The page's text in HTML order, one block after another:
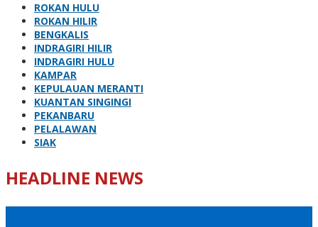
ROKAN HULU
ROKAN HILIR
BENGKALIS
INDRAGIRI HILIR
INDRAGIRI HULU
KAMPAR
KEPULAUAN MERANTI
KUANTAN SINGINGI
PEKANBARU
PELALAWAN
SIAK
HEADLINE NEWS